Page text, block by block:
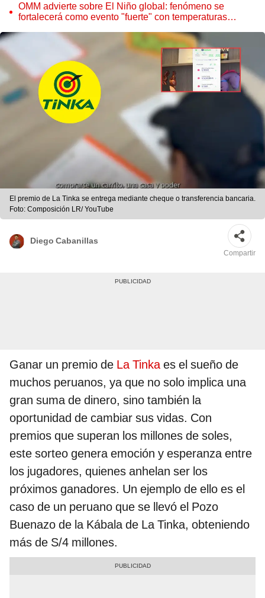
OMM advierte sobre El Niño global: fenómeno se
fortalecerá como evento "fuerte" con temperaturas
El premio de La Tinka se entrega mediante cheque o transferencia bancaria.
Foto: Composición LR/ YouTube
Diego Cabanillas
Compartir
Ganar un premio de La Tinkaes el sueño de
muchos peruanos, ya que no solo implica una
gran suma de dinero, sino también la
oportunidad de cambiar sus vidas. Con
premios que superan los millones de soles,
este sorteo genera emoción y esperanza entre
los jugadores, quienes anhelan ser los
próximos ganadores. Un ejemplo de ello es el
caso de un peruano que se llevó el Pozo
Buenazo de la Kábala de La Tinka, obteniendo
más de S/4 millones.